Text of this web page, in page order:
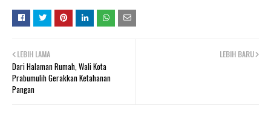
LEBIH BARU
LEBIH LAMA
Dari Halaman Rumah, Wali Kota
Prabumulih Gerakkan Ketahanan
Pangan